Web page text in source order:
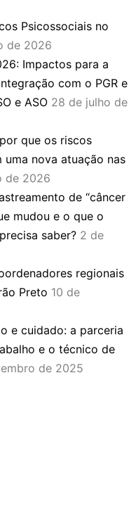
Psicossociais no
de 2026
Impactos para a
com o PGR e
e ASO 28 de julho de
que os riscos
uma nova atuação nas
de 2026
de “câncer
mudou e o que o
saber? 2 de
regionais
Preto 10 de
e cuidado: a parceria
e o técnico de
de 2025